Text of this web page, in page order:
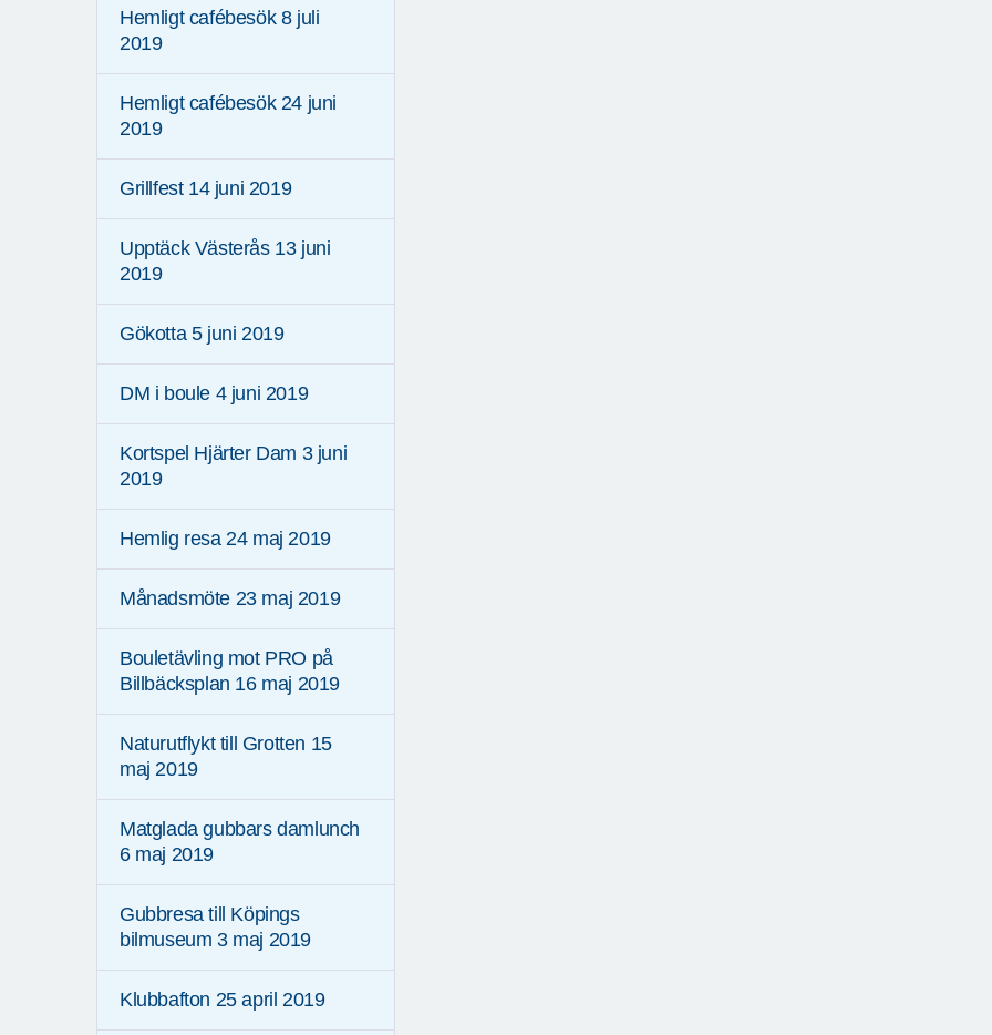
Hemligt cafébesök 8 juli
2019
Hemligt cafébesök 24 juni
2019
Grillfest 14 juni 2019
Upptäck Västerås 13 juni
2019
Gökotta 5 juni 2019
DM i boule 4 juni 2019
Kortspel Hjärter Dam 3 juni
2019
Hemlig resa 24 maj 2019
Månadsmöte 23 maj 2019
Bouletävling mot PRO på
Billbäcksplan 16 maj 2019
Naturutflykt till Grotten 15
maj 2019
Matglada gubbars damlunch
6 maj 2019
Gubbresa till Köpings
bilmuseum 3 maj 2019
Klubbafton 25 april 2019